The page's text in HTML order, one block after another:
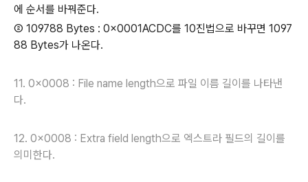
에 순서를 바꿔준다.
② 109788 Bytes : 0x0001ACDC를 10진법으로 바꾸면 1097
88 Bytes가 나온다.
11. 0x0008 : File name length으로 파일 이름 길이를 나타낸
다.
12. 0x0008 : Extra field length으로 엑스트라 필드의 길이를
의미한다.